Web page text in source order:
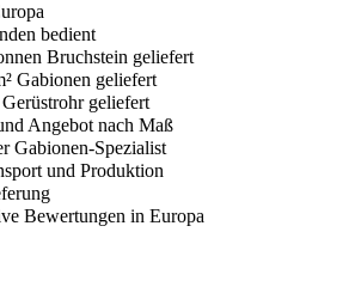
bedient
Bruchstein geliefert
Gabionen geliefert
geliefert
Angebot nach Maß
Gabionen-Spezialist
und Produktion
Bewertungen in Europa